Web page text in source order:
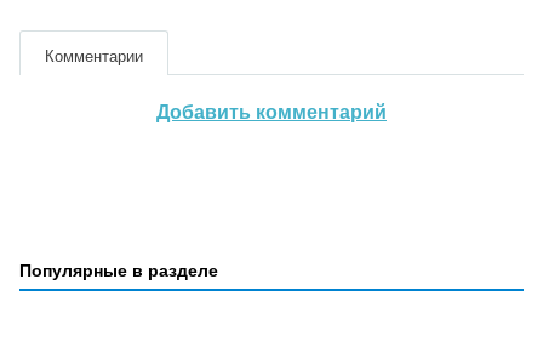
Комментарии
Добавить комментарий
Популярные в разделе